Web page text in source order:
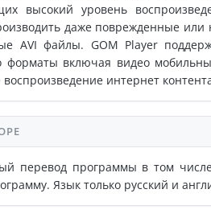
высокий уровень
даже поврежденные или
AVI файлы. GOM Player
форматы включая видео
воспроизведение интернет
перевод программы в том
Язык только русский и